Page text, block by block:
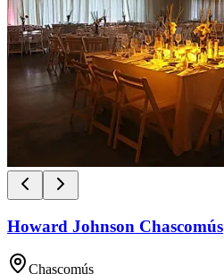
Howard Johnson Chascomús
Chascomús